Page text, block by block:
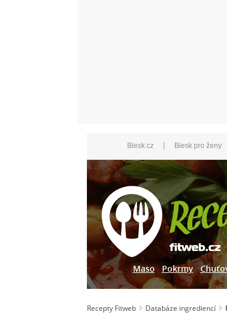
Blesk.cz | Blesk pro ženy
Maso Pokrmy
Recepty Fitweb Databáze ingrediencí